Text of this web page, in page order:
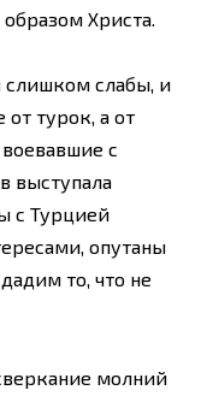
Христа.
слишком слабы, и
от турок, а от
с
выступала
с Турцией
опутаны
то, что не
молний